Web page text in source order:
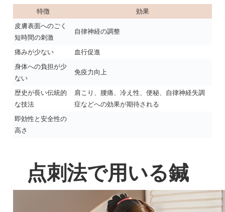
特徴
効果
皮膚表面へのごく
短時間の刺激
自律神経の調整
痛みが少ない
血行促進
身体への負担が少
ない
免疫力向上
歴史が長い伝統的
な技法
肩こり、腰痛、冷え性、便秘、自律神経失調
症などへの効果が期待される
即効性と安全性の
高さ
点刺法で用いる鍼